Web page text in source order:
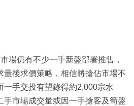
場仍有不少一手新盤部署推售，
量後求價策略，相信將搶佔市場不
一手交投有望錄得約2,000宗水
手市場成交量或因一手搶客及筍盤